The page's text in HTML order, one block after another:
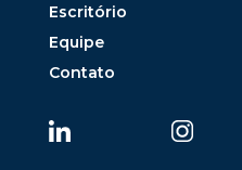
Escritório
Equipe
Contato